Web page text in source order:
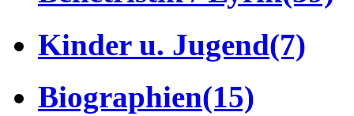
Kinder u. Jugend(7)
Biographien(15)